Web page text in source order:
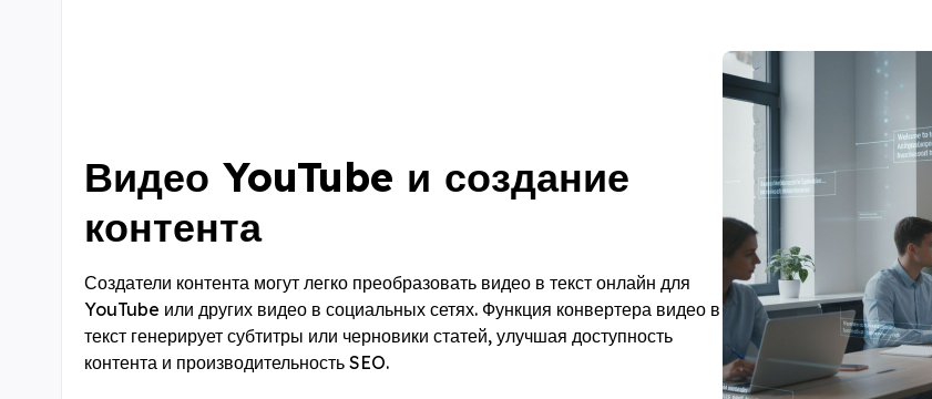
Видео YouTube и создание
контента
Создатели контента могут легко преобразовать видео в текст онлайн для
YouTube или других видео в социальных сетях. Функция конвертера видео в
текст генерирует субтитры или черновики статей, улучшая доступность
контента и производительность SEO.